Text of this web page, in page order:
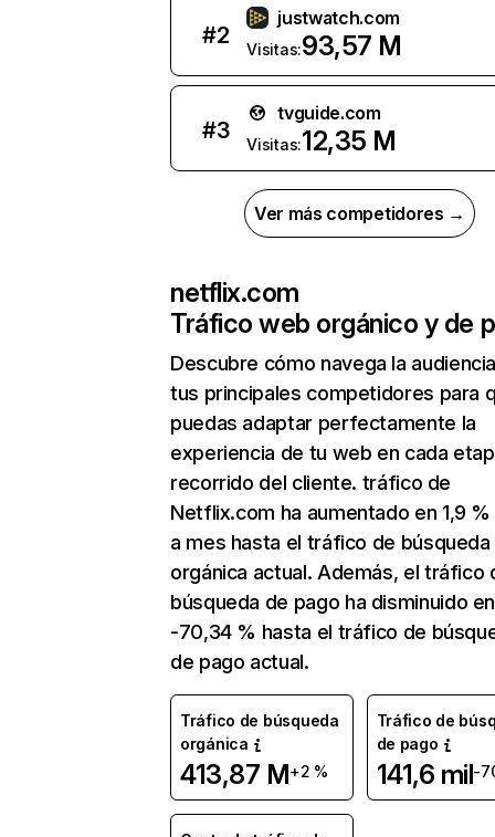
#2
justwatch.com
Visitas:93,57 M
#3
tvguide.com
Visitas:12,35 M
Ver más competidores →
netflix.com
Tráfico web orgánico y de
Descubre cómo navega la
tus principales competidores para
puedas adaptar perfectamente la
experiencia de tu web en cada
recorrido del cliente. tráfico de
Netflix.com ha aumentado en 1,9
a mes hasta el tráfico de búsqueda
orgánica actual. Además, el tráfico
búsqueda de pago ha disminuido en
-70,34 % hasta el tráfico de
de pago actual.
Tráfico de búsqueda
orgánica
413,87 M+2 %
Tráfico de
de pago
141,6 mil-